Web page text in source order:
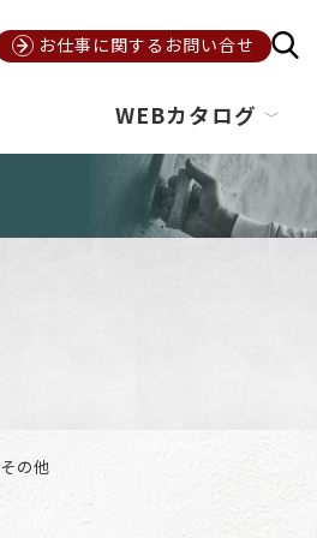
お仕事に関するお問い合せ
WEBカタログ
その他